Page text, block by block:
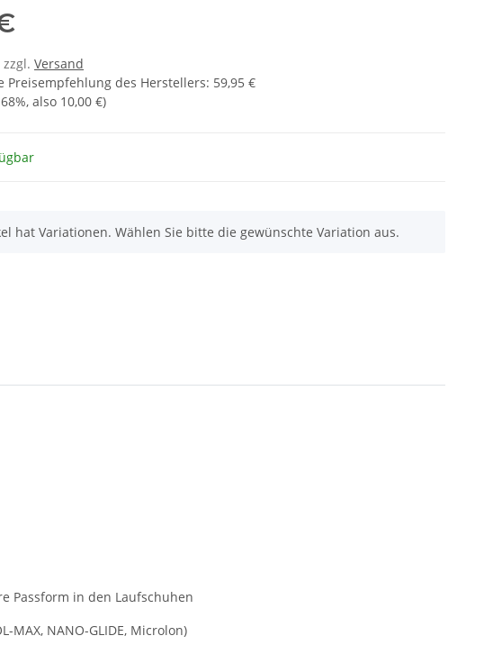
zzgl. Versand
Preisempfehlung des Herstellers: 59,95 €
, also 10,00 €)
hat Variationen. Wählen Sie bitte die gewünschte Variation aus.
Passform in den Laufschuhen
NANO-GLIDE, Microlon)